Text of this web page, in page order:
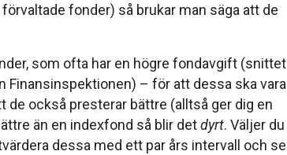
fonder) så brukar man säga att de
som ofta har en högre fondavgift (snittet
Finansinspektionen) – för att dessa ska vara
de också presterar bättre (alltså ger dig en
än en indexfond så blir detdyrt. Väljer du
dessa med ett par års intervall och se